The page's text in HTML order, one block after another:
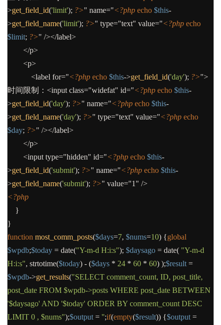
>get_field_id('limit'); ?>" name="<?php echo $this-
>get_field_name('limit'); ?>" type="text" value="<?php echo
$limit; ?>" /></label>
</p>
<p>
<label for="<?php echo $this->get_field_id('day'); ?>">
时间限制：<input class="widefat" id="<?php echo $this-
>get_field_id('day'); ?>" name="<?php echo $this-
>get_field_name('day'); ?>" type="text" value="<?php echo
$day; ?>" /></label>
</p>
<input type="hidden" id="<?php echo $this-
>get_field_id('submit'); ?>" name="<?php echo $this-
>get_field_name('submit'); ?>" value="1" />
<?php
}
}
function most_comm_posts($days=7, $nums=10) {global
$wpdb;$today = date("Y-m-d H:i:s"); $daysago = date( "Y-m-d
H:i:s", strtotime($today) - ($days * 24 * 60 * 60) );$result =
$wpdb->get_results("SELECT comment_count, ID, post_title,
post_date FROM $wpdb->posts WHERE post_date BETWEEN
'$daysago' AND '$today' ORDER BY comment_count DESC
LIMIT 0 , $nums");$output = '';if(empty($result)) {$output =